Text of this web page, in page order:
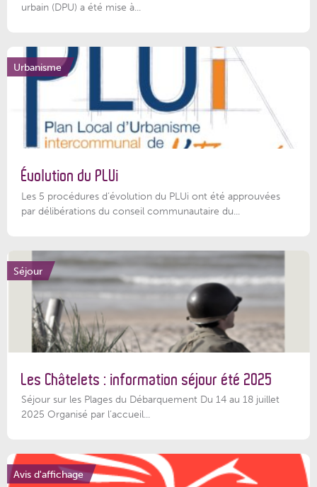
urbain (DPU) a été mise à...
Urbanisme
Évolution du PLUi
Les 5 procédures d’évolution du PLUi ont été approuvées
par délibérations du conseil communautaire du...
Séjour
Les Châtelets : information séjour été 2025
Séjour sur les Plages du Débarquement Du 14 au 18 juillet
2025 Organisé par l’accueil...
Avis d'affichage